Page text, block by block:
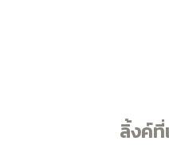
ลิ้งค์ที่